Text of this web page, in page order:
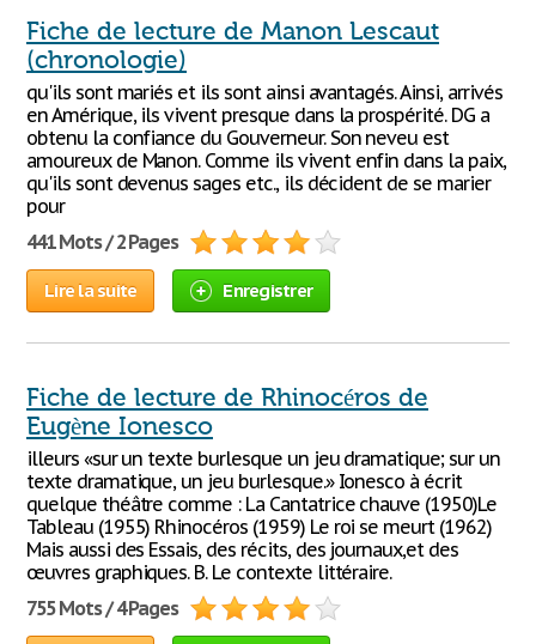
Fiche de lecture de Manon Lescaut
(chronologie)
qu'ils sont mariés et ils sont ainsi avantagés. Ainsi, arrivés
en Amérique, ils vivent presque dans la prospérité. DG a
obtenu la confiance du Gouverneur. Son neveu est
amoureux de Manon. Comme ils vivent enfin dans la paix,
qu'ils sont devenus sages etc., ils décident de se marier
pour
441 Mots / 2 Pages
Lire la suite Enregistrer
Fiche de lecture de Rhinocéros de
Eugène Ionesco
illeurs «sur un texte burlesque un jeu dramatique; sur un
texte dramatique, un jeu burlesque.» Ionesco à écrit
quelque théâtre comme : La Cantatrice chauve (1950)Le
Tableau (1955) Rhinocéros (1959) Le roi se meurt (1962)
Mais aussi des Essais, des récits, des journaux,et des
œuvres graphiques. B. Le contexte littéraire.
755 Mots / 4 Pages